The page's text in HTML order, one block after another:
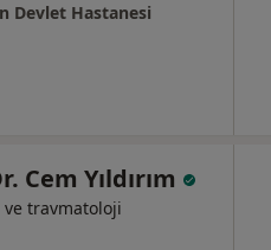
Devlet Hastanesi
Cem Yıldırım
travmatoloji